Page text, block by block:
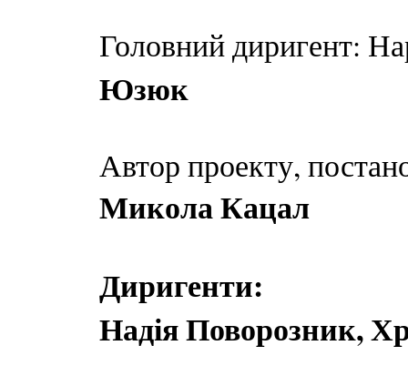
Головний диригент:
Юзюк
Автор проекту,
Микола Кацал
Диригенти:
Надія Поворозник,